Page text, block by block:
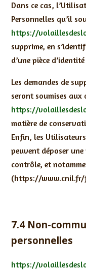
Dans ce cas,
Personnelles qu’il
https://
supprime, en
d’une pièce
Les demandes de
seront soumises
https://
matière de
Enfin, les
peuvent déposer
contrôle, et
(https://
7.4 Non-
personnelles
https://